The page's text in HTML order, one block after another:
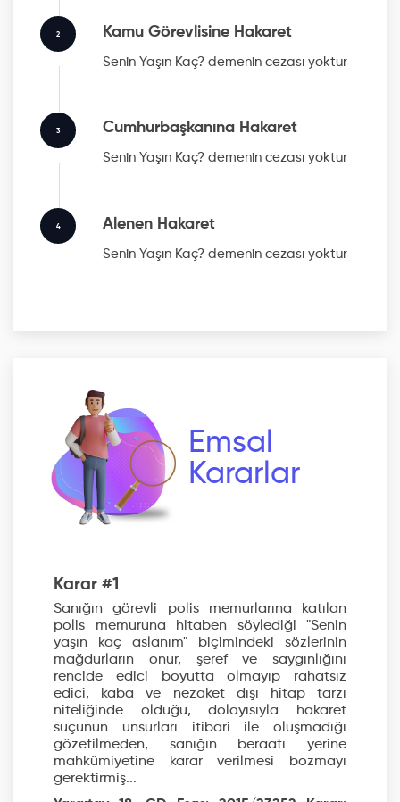
2 Kamu Görevlisine Hakaret
Senin Yaşın Kaç? demenin cezası yoktur
3 Cumhurbaşkanına Hakaret
Senin Yaşın Kaç? demenin cezası yoktur
4 Alenen Hakaret
Senin Yaşın Kaç? demenin cezası yoktur
Emsal
Kararlar
Karar #1
Sanığın görevli polis memurlarına katılan
polis memuruna hitaben söylediği "Senin
yaşın kaç aslanım" biçimindeki sözlerinin
mağdurların onur, şeref ve saygınlığını
rencide edici boyutta olmayıp rahatsız
edici, kaba ve nezaket dışı hitap tarzı
niteliğinde olduğu, dolayısıyla hakaret
suçunun unsurları itibari ile oluşmadığı
gözetilmeden, sanığın beraatı yerine
mahkûmiyetine karar verilmesi bozmayı
gerektirmiş...